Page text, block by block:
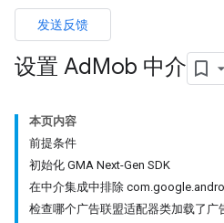
发送反馈
设置 AdMob 中介
本页内容
前提条件
初始化 GMA Next-Gen SDK
在中介集成中排除
检查哪个广告联盟适配器类加载了广